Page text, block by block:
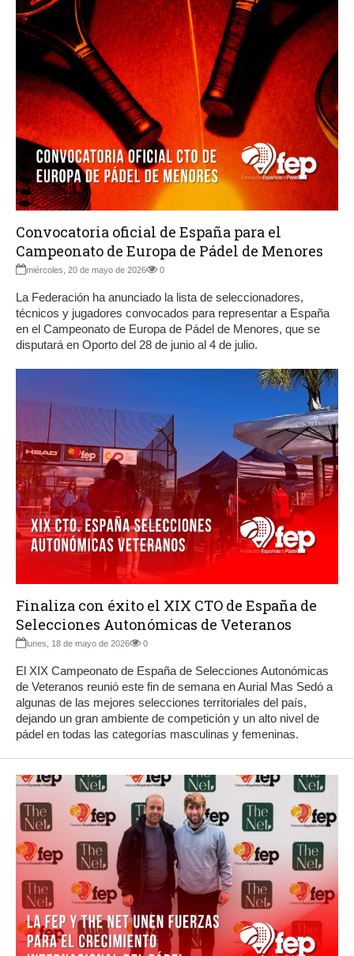
Convocatoria oficial de España para el
Campeonato de Europa de Pádel de Menores
miércoles, 20 de mayo de 2026 0
La Federación ha anunciado la lista de seleccionadores,
técnicos y jugadores convocados para representar a España
en el Campeonato de Europa de Pádel de Menores, que se
disputará en Oporto del 28 de junio al 4 de julio.
Finaliza con éxito el XIX CTO de España de
Selecciones Autonómicas de Veteranos
lunes, 18 de mayo de 2026 0
El XIX Campeonato de España de Selecciones Autonómicas
de Veteranos reunió este fin de semana en Aurial Mas Sedó a
algunas de las mejores selecciones territoriales del país,
dejando un gran ambiente de competición y un alto nivel de
pádel en todas las categorías masculinas y femeninas.